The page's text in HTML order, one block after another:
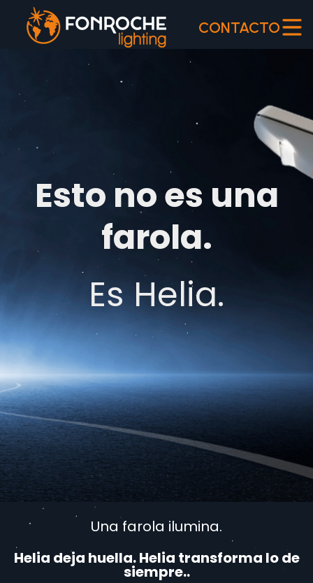
CONTACTO
Esto no es una
farola.
Es Helia.
Una farola ilumina.
Helia deja huella. Helia transforma lo de
siempre..